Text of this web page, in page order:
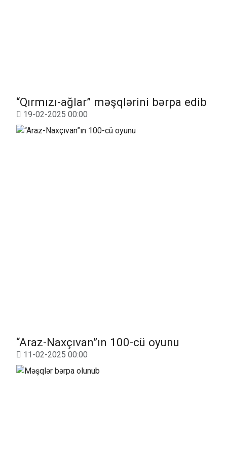
“Qırmızı-ağlar” məşqlərini bərpa edib
19-02-2025 00:00
“Araz-Naxçıvan”ın 100-cü oyunu
11-02-2025 00:00